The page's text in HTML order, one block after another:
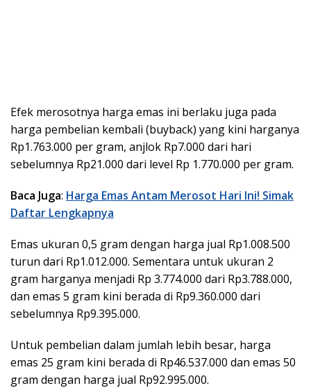
Efek merosotnya harga emas ini berlaku juga pada
harga pembelian kembali (buyback) yang kini harganya
Rp1.763.000 per gram, anjlok Rp7.000 dari hari
sebelumnya Rp21.000 dari level Rp 1.770.000 per gram.
Baca Juga: Harga Emas Antam Merosot Hari Ini! Simak
Daftar Lengkapnya
Emas ukuran 0,5 gram dengan harga jual Rp1.008.500
turun dari Rp1.012.000. Sementara untuk ukuran 2
gram harganya menjadi Rp 3.774.000 dari Rp3.788.000,
dan emas 5 gram kini berada di Rp9.360.000 dari
sebelumnya Rp9.395.000.
Untuk pembelian dalam jumlah lebih besar, harga
emas 25 gram kini berada di Rp46.537.000 dan emas 50
gram dengan harga jual Rp92.995.000.